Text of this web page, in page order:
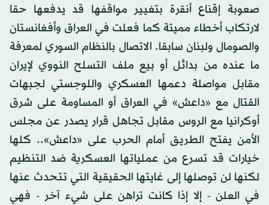
صعوبة إقناع أنقرة بتغيير مواقفها قد يدفعها حقا
لارتكاب أخطاء مميتة كما فعلت في العراق وأفغانستان
والصومال ولبنان سابقا. الاتصال بالنظام السوري لمعرفة
ما عنده من بدائل أو بيع ملف التسلح النووي لإيران
مقابل مواصلة دعمها العسكري واللوجستي لجبهات
القتال مع «داعش» في العراق أو المساومة على شرق
أوكرانيا مع الروس مقابل تجاهل قرار يصدر عن مجلس
الأمن يفتح الطريق أمام الحرب على «داعش».. كلها
خيارات قد تسرع من عملياتها العسكرية ضد التنظيم
لكنها لن توصلها إلى غايتها الحقيقية التي تتحدث عنها
في العلن - إلا إذا كانت تراهن على شيء آخر - فهي